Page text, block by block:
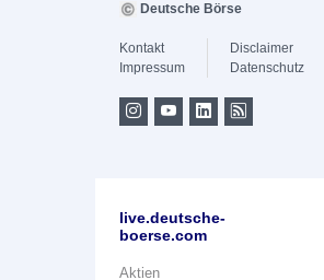
Deutsche Börse
Kontakt
Impressum
Disclaimer
Datenschutz
live.deutsche-
boerse.com
Aktien